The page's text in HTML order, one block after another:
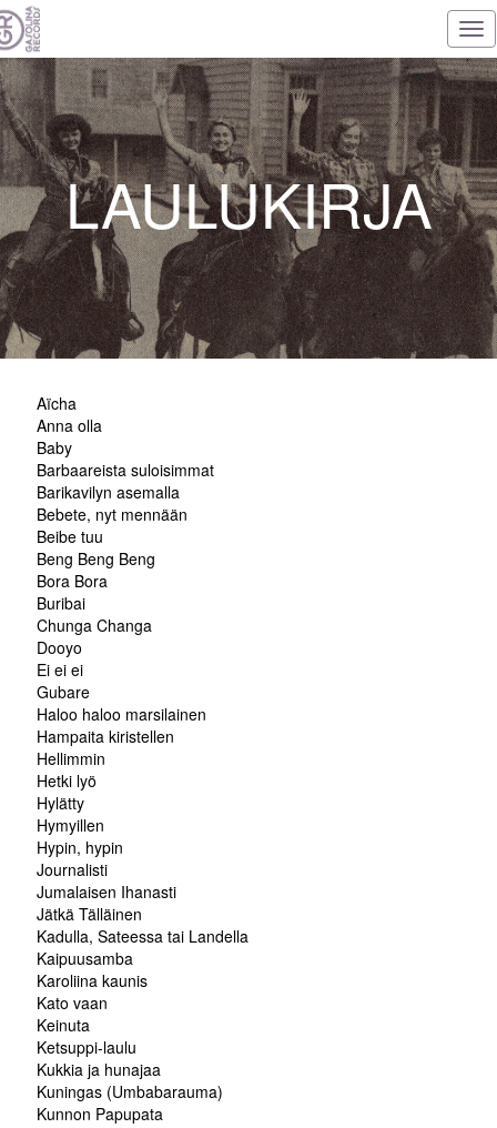
LAULUKIRJA
Aïcha
Anna olla
Baby
Barbaareista suloisimmat
Barikavilyn asemalla
Bebete, nyt mennään
Beibe tuu
Beng Beng Beng
Bora Bora
Buribai
Chunga Changa
Dooyo
Ei ei ei
Gubare
Haloo haloo marsilainen
Hampaita kiristellen
Hellimmin
Hetki lyö
Hylätty
Hymyillen
Hypin, hypin
Journalisti
Jumalaisen Ihanasti
Jätkä Tälläinen
Kadulla, Sateessa tai Landella
Kaipuusamba
Karoliina kaunis
Kato vaan
Keinuta
Ketsuppi-laulu
Kukkia ja hunajaa
Kuningas (Umbabarauma)
Kunnon Papupata